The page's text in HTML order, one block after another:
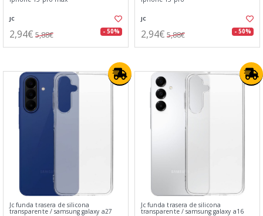
JC
2,94€ 5,88€ - 50%
JC
2,94€ 5,88€ - 50%
Jc funda trasera de silicona
transparente / samsung galaxy a27
Jc funda trasera de silicona
transparente / samsung galaxy a16